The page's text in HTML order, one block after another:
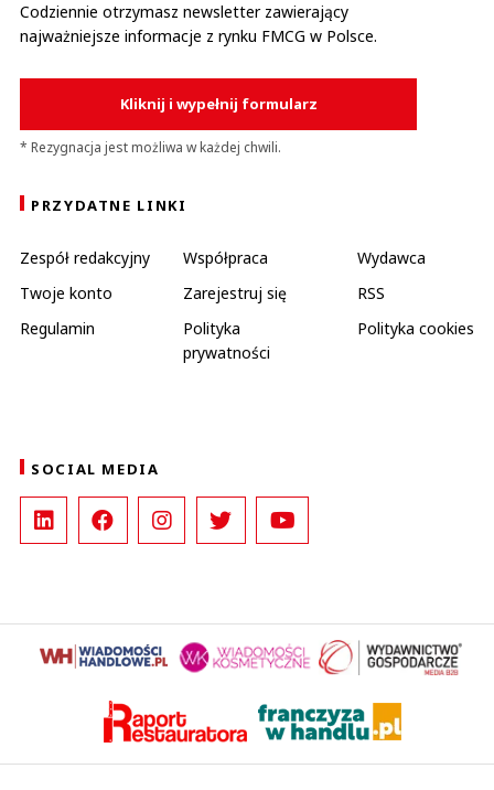
Codziennie otrzymasz newsletter zawierający
najważniejsze informacje z rynku FMCG w Polsce.
Kliknij i wypełnij formularz
* Rezygnacja jest możliwa w każdej chwili.
PRZYDATNE LINKI
Zespół redakcyjny Współpraca
Wydawca
Twoje konto
Zarejestruj się
RSS
Regulamin
Polityka
prywatności
Polityka cookies
SOCIAL MEDIA